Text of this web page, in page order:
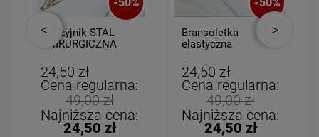
Naszyjnik STAL
CHIRURGICZNA
łańcuszki
24,50 zł
Cena regularna:
49,00 zł
Najniższa cena:
24,50 zł
Bransoletka
elastyczna
24,50 zł
Cena regularna:
49,00 zł
Najniższa cena:
24,50 zł